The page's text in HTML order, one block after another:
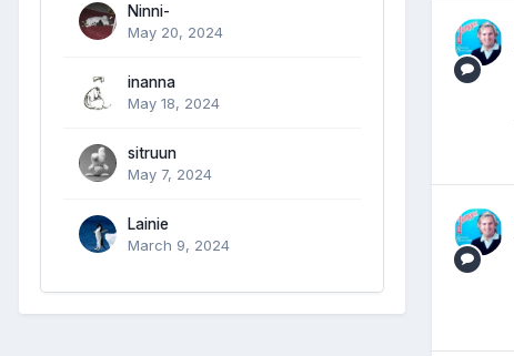
Ninni-
May 20, 2024
inanna
May 18, 2024
sitruun
May 7, 2024
Lainie
March 9, 2024